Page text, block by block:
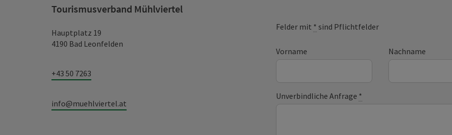
Tourismusverband Mühlviertel
Hauptplatz 19
4190 Bad Leonfelden
+43 50 7263
info@muehlviertel.at
Felder mit * sind Pflichtfelder
Vorname Nachname
Unverbindliche Anfrage *